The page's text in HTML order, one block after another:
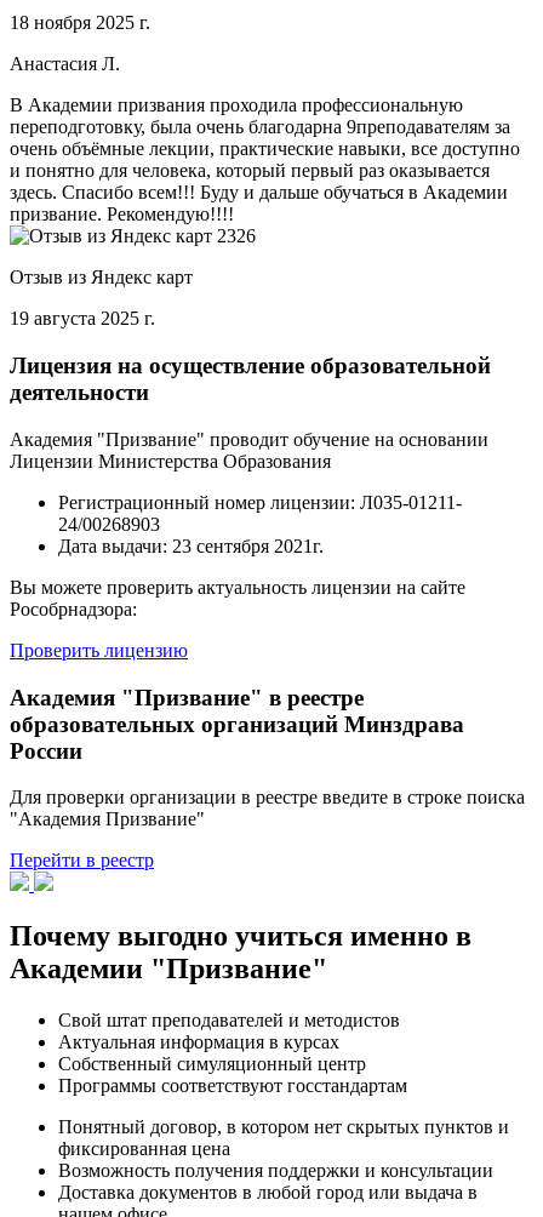
18 ноября 2025 г.
Анастасия Л.
В Академии призвания проходила профессиональную
переподготовку, была очень благодарна 9преподавателям за
очень объёмные лекции, практические навыки, все доступно
и понятно для человека, который первый раз оказывается
здесь. Спасибо всем!!! Буду и дальше обучаться в Академии
призвание. Рекомендую!!!!
Отзыв из Яндекс карт
19 августа 2025 г.
Лицензия на осуществление образовательной
деятельности
Академия "Призвание" проводит обучение на основании
Лицензии Министерства Образования
Регистрационный номер лицензии: Л035-01211-
24/00268903
Дата выдачи: 23 сентября 2021г.
Вы можете проверить актуальность лицензии на сайте
Рособрнадзора:
Проверить лицензию
Академия "Призвание" в реестре
образовательных организаций Минздрава
России
Для проверки организации в реестре введите в строке поиска
"Академия Призвание"
Перейти в реестр
Почему выгодно учиться именно в
Академии "Призвание"
Свой штат преподавателей и методистов
Актуальная информация в курсах
Собственный симуляционный центр
Программы соответствуют госстандартам
Понятный договор, в котором нет скрытых пунктов и
фиксированная цена
Возможность получения поддержки и консультации
Доставка документов в любой город или выдача в